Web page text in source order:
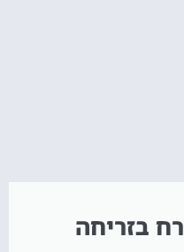
בזריחה